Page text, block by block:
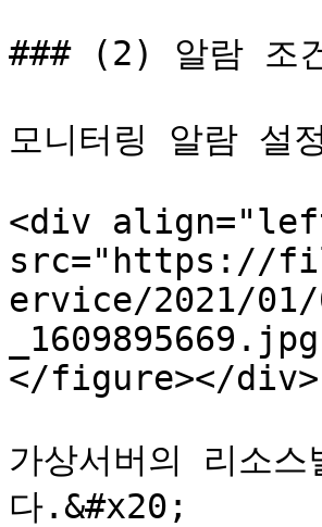
### (2) 알람 조
모니터링 알람
<div
src="https://
ervice/2021/01/
</figure></div>
가상서버의 리소
다.&#x20;